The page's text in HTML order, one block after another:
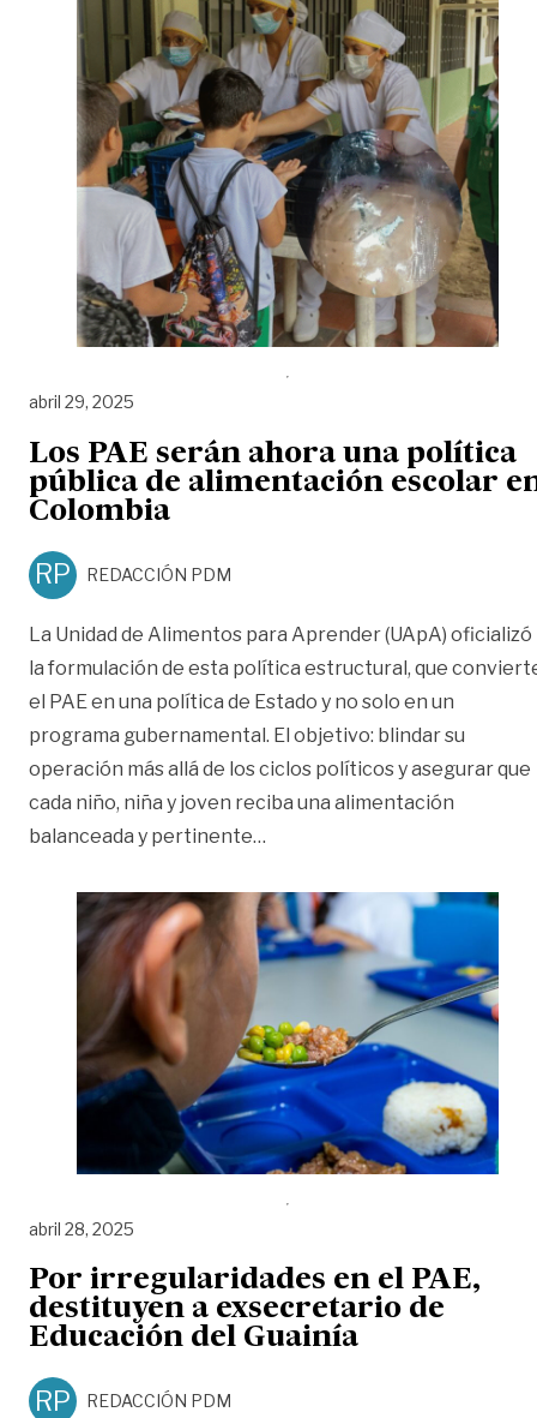
abril 29, 2025
Los PAE serán ahora una política
pública de alimentación escolar
Colombia
RP REDACCIÓN PDM
La Unidad de Alimentos para Aprender (UApA) oficializó
la formulación de esta política estructural, que
el PAE en una política de Estado y no solo en un
programa gubernamental. El objetivo: blindar su
operación más allá de los ciclos políticos y asegurar que
cada niño, niña y joven reciba una alimentación
balanceada y pertinente…
abril 28, 2025
Por irregularidades en el PAE,
destituyen a exsecretario de
Educación del Guainía
RP REDACCIÓN PDM